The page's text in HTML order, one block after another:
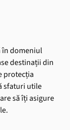
în domeniul
destinații din
protecția
sfaturi utile
să îți asigure